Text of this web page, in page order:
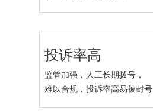
投诉率高
监管加强，人工长期拨号，
难以合规，投诉率高易被封号